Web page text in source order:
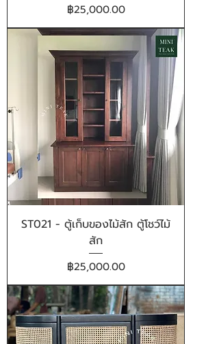
ราคา
฿25,000.00
ST021 - ตู้เก็บของไม้สัก ตู้โชว์ไม้
สัก
ราคา
฿25,000.00